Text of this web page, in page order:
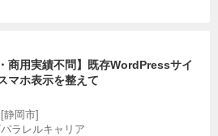
商用実績不問】既存WordPressサイ
マホ表示を整えて
静岡市]
ラレルキャリア